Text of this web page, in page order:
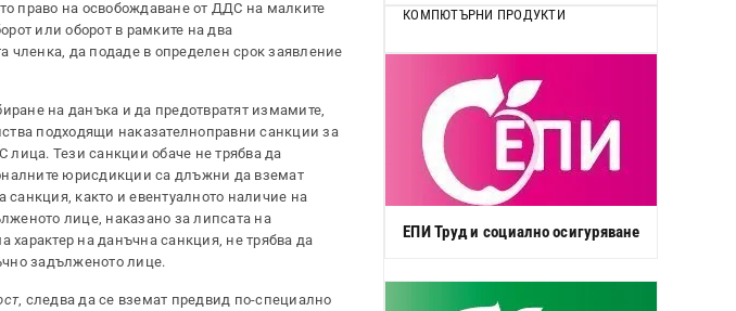
право на освобождаване от ДДС на малките
или оборот в рамките на два
членка, да подаде в определен срок заявление
на данъка и да предотвратят измамите,
подходящи наказателноправни санкции за
Тези санкции обаче не трябва да
юрисдикции са длъжни да вземат
санкция, както и евентуалното наличие на
лице, наказано за липсата на
на данъчна санкция, не трябва да
задълженото лице.
, следва да се вземат предвид по-специално
КОМПЮТЪРНИ ПРОДУКТИ
ЕПИ Труд и социално осигуряване